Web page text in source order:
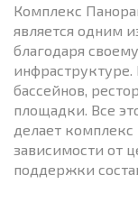
Комплекс
является одним
благодаря
бассейнов,
площадки. Все
делает
зависимости от
поддержки